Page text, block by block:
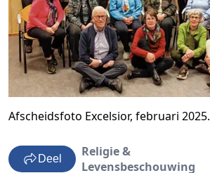
Afscheidsfoto Excelsior, februari 2025.
Deel
Religie &
Levensbeschouwing